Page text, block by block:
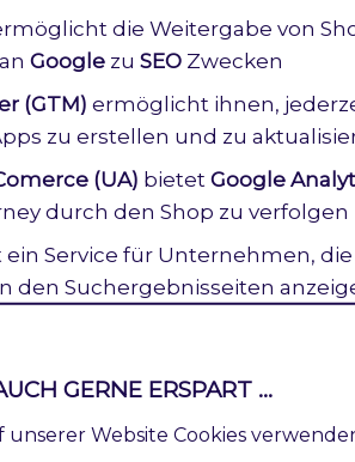
die Weitergabe von
Google zu SEO Zwecken
(GTM) ermöglicht ihnen,
zu erstellen und zu
(UA) bietet Google
durch den Shop zu verfolgen
ein Service für Unternehmen,
den Suchergebnisseiten
GERNE ERSPART ...
unserer Website Cookies